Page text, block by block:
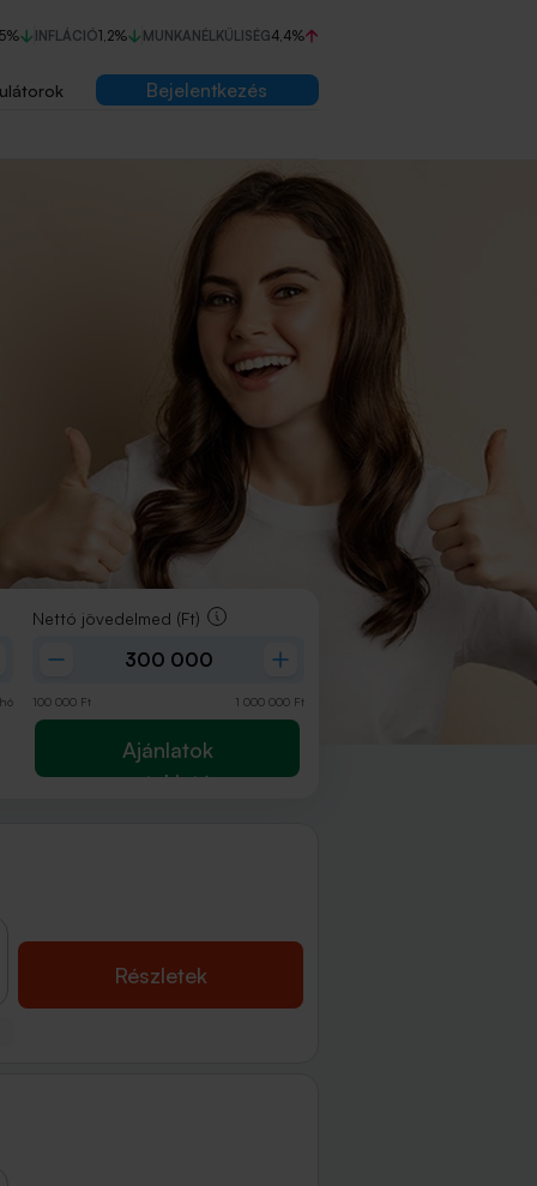
INFLÁCIÓ1,2% MUNKANÉLKÜLISÉG4,4%
Bejelentkezés
hó
Nettó jövedelmed (Ft)
100 000 Ft 1 000 000 Ft
Ajánlatok
megtekintése
Részletek